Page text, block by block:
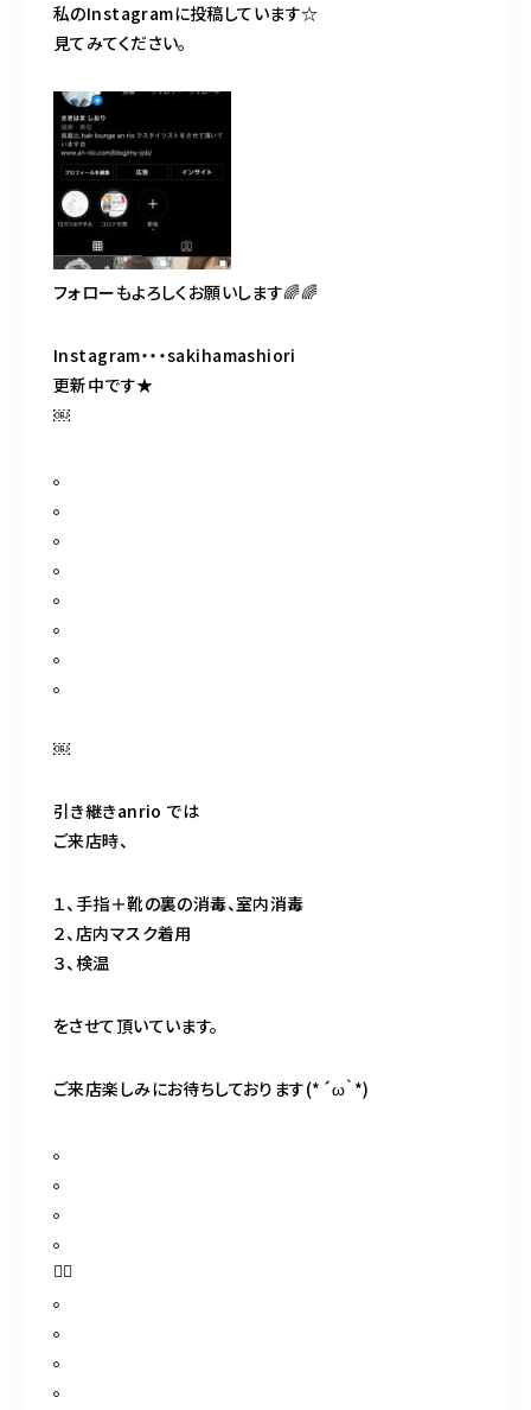
私のInstagramに投稿しています☆
見てみてください。
フォローもよろしくお願いします🌈🌈
Instagram・・・sakihamashiori
更新中です★
￼
。
。
。
。
。
。
。
。
￼
引き継きanrio では
ご来店時、
１、手指＋靴の裏の消毒、室内消毒
２、店内マスク着用
３、検温
をさせて頂いています。
ご来店楽しみにお待ちしております(*´ω｀*)
。
。
。
。
🤹‍♀️
。
。
。
。